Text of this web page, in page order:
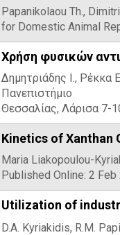
Papanikolaou Th.,
for Domestic Animal
Χρήση φυσικών
Δημητριάδης Ι., Ρέκκα
Πανεπιστήμιο
Θεσσαλίας, Λάρισα 7-
Kinetics of Xanthan
Maria Liakopoulou-
Published Online: 2
Utilization of
D.A. Kyriakidis, R.M.